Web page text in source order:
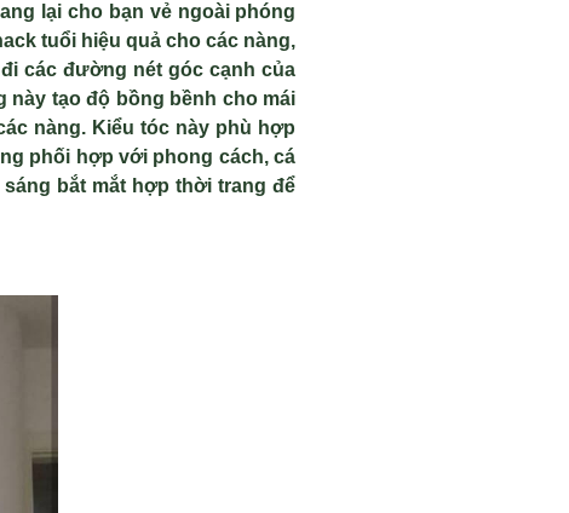
l ại cho bạn vẻ ngoài phóng
tuổi hiệu quả cho các nàng,
các đường nét góc cạnh của
này tạo độ bồng bềnh cho mái
ác nàng. Kiểu tóc này phù hợp
phối hợp với phong cách, cá
bắt mắt hợp thời trang để